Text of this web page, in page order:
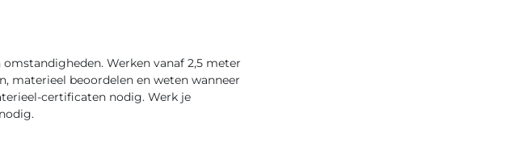
Werken vanaf 2,5 meter
materieel beoordelen en weten wanneer
certificaten nodig. Werk je